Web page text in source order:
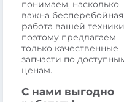
понимаем, насколько
важна бесперебойная
работа вашей
поэтому предлагаем
только качественные
запчасти по
ценам.
С нами выгодно